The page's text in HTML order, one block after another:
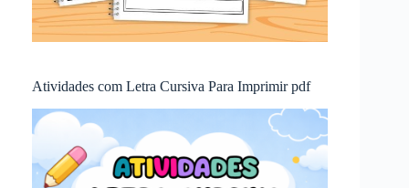
Atividades com Letra Cursiva Para Imprimir pdf